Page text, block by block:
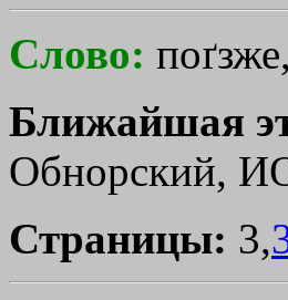
Слово: поґзже,
Ближайшая
Обнорский,
Страницы: 3,